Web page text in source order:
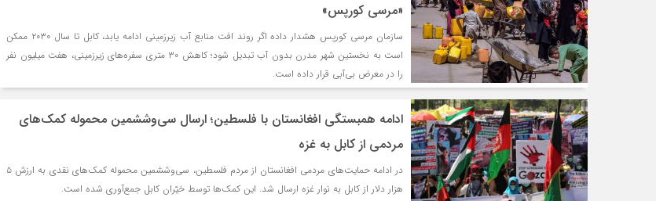
«مرسی کورپس»
سازمان مرسی کورپس هشدار داده اگر روند افت منابع آب زیرزمینی ادامه یابد، کابل تا سال ۲۰۳۰ ممکن
است به نخستین شهر مدرن بدون آب تبدیل شود؛ کاهش ۳۰ متری سفره‌های زیرزمینی، هفت میلیون نفر
را در معرض بی‌آبی قرار داده است.
ادامه همبستگی افغانستان با فلسطین؛ ارسال سی‌وششمین محموله کمک‌های
مردمی از کابل به غزه
در ادامه حمایت‌های مردمی افغانستان از مردم فلسطین، سی‌وششمین محموله کمک‌های نقدی به ارزش ۵
هزار دلار از کابل به نوار غزه ارسال شد. این کمک‌ها توسط خیّران کابل جمع‌آوری شده است.